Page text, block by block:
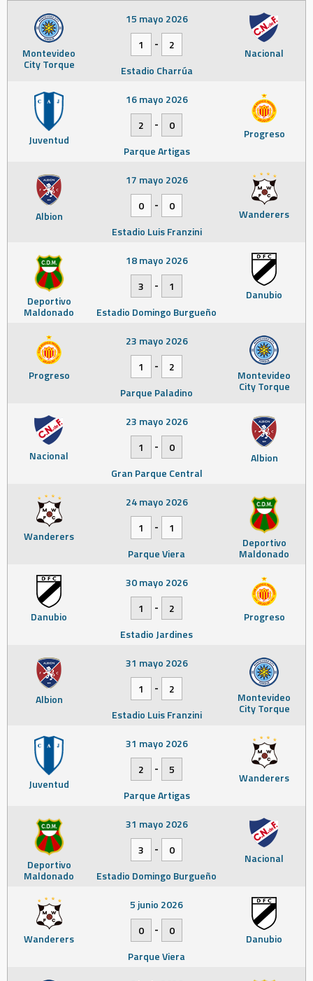
Montevideo
City Torque
Nacional
15 mayo 2026
1
-
2
Estadio Charrúa
Juventud Progreso
16 mayo 2026
2
-
0
Parque Artigas
Albion Wanderers
17 mayo 2026
0
-
0
Estadio Luis Franzini
Deportivo
Maldonado
Danubio
18 mayo 2026
3
-
1
Estadio Domingo Burgueño
Progreso Montevideo
City Torque
23 mayo 2026
1
-
2
Parque Paladino
Nacional Albion
23 mayo 2026
1
-
0
Gran Parque Central
Wanderers Deportivo
Maldonado
24 mayo 2026
1
-
1
Parque Viera
Danubio Progreso
30 mayo 2026
1
-
2
Estadio Jardines
Albion Montevideo
City Torque
31 mayo 2026
1
-
2
Estadio Luis Franzini
Juventud Wanderers
31 mayo 2026
2
-
5
Parque Artigas
Deportivo
Maldonado
Nacional
31 mayo 2026
3
-
0
Estadio Domingo Burgueño
Wanderers Danubio
5 junio 2026
0
-
0
Parque Viera